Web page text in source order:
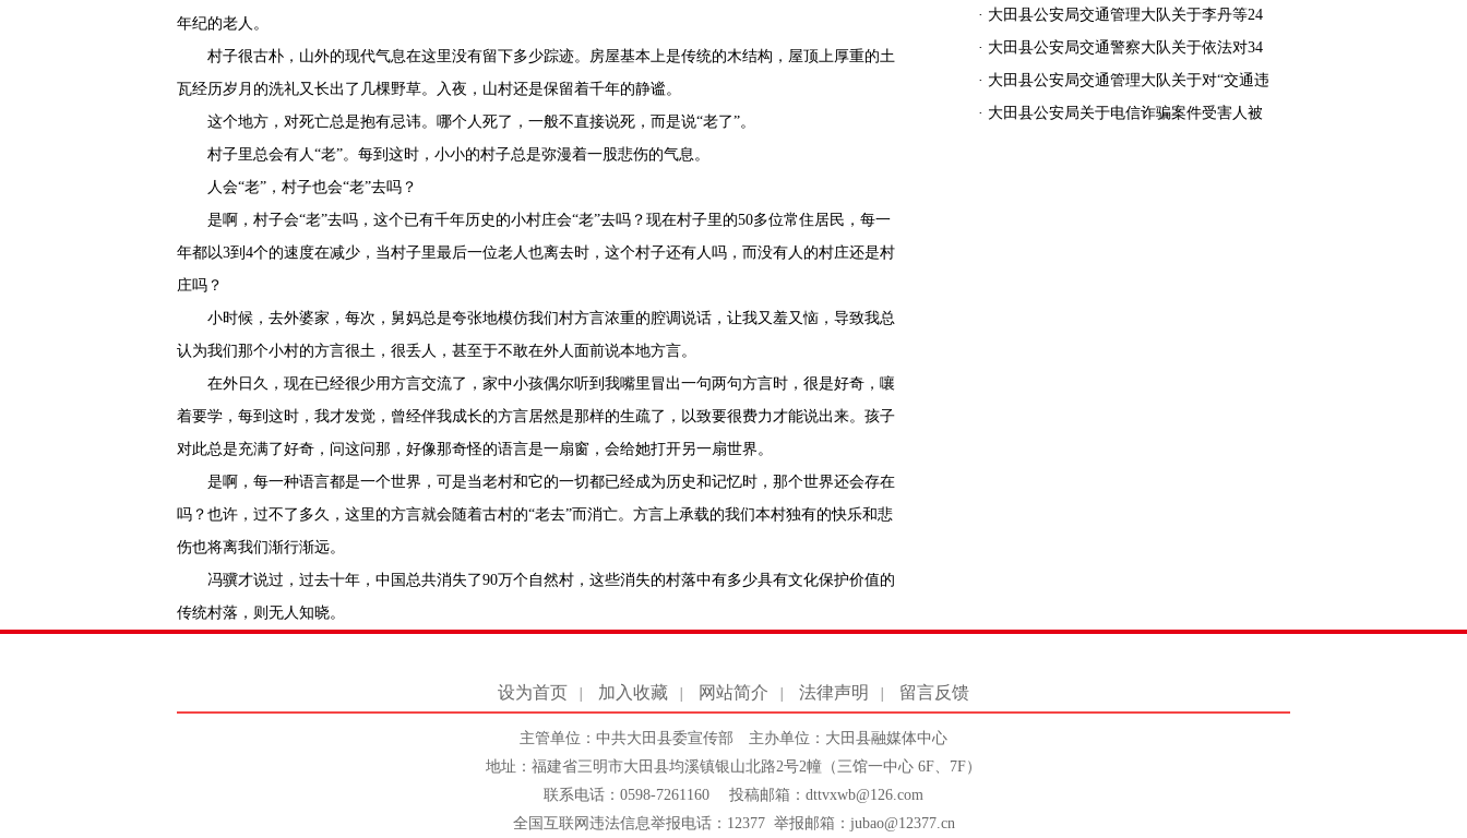
30人交通安全违法行为处罚告知的公告
· 大田县公安局交通管理大队关于李丹等24
人交通安全违法行为处罚告知的公告
· 大田县公安局交通警察大队关于依法对34
名机动车驾驶人驾驶证作废的公告
· 大田县公安局交通管理大队关于对“交通违
法逾期未接受处理的机动车”进行处理的公告
· 大田县公安局关于电信诈骗案件受害人被
年纪的老人。
村子很古朴，山外的现代气息在这里没有留下多少踪迹。房屋基本上是传统的木结构，屋顶上厚重的土
瓦经历岁月的洗礼又长出了几棵野草。入夜，山村还是保留着千年的静谧。
这个地方，对死亡总是抱有忌讳。哪个人死了，一般不直接说死，而是说“老了”。
村子里总会有人“老”。每到这时，小小的村子总是弥漫着一股悲伤的气息。
人会“老”，村子也会“老”去吗？
是啊，村子会“老”去吗，这个已有千年历史的小村庄会“老”去吗？现在村子里的50多位常住居民，每一
年都以3到4个的速度在减少，当村子里最后一位老人也离去时，这个村子还有人吗，而没有人的村庄还是村
庄吗？
小时候，去外婆家，每次，舅妈总是夸张地模仿我们村方言浓重的腔调说话，让我又羞又恼，导致我总
认为我们那个小村的方言很土，很丢人，甚至于不敢在外人面前说本地方言。
在外日久，现在已经很少用方言交流了，家中小孩偶尔听到我嘴里冒出一句两句方言时，很是好奇，嚷
着要学，每到这时，我才发觉，曾经伴我成长的方言居然是那样的生疏了，以致要很费力才能说出来。孩子
对此总是充满了好奇，问这问那，好像那奇怪的语言是一扇窗，会给她打开另一扇世界。
是啊，每一种语言都是一个世界，可是当老村和它的一切都已经成为历史和记忆时，那个世界还会存在
吗？也许，过不了多久，这里的方言就会随着古村的“老去”而消亡。方言上承载的我们本村独有的快乐和悲
伤也将离我们渐行渐远。
冯骥才说过，过去十年，中国总共消失了90万个自然村，这些消失的村落中有多少具有文化保护价值的
传统村落，则无人知晓。
设为首页 加入收藏 网站简介 法律声明 留言反馈
主管单位：中共大田县委宣传部 主办单位：大田县融媒体中心
地址：福建省三明市大田县均溪镇银山北路2号2幢（三馆一中心 6F、7F）
联系电话：0598-7261160 投稿邮箱：dttvxwb@126.com
全国互联网违法信息举报电话：12377 举报邮箱：jubao@12377.cn